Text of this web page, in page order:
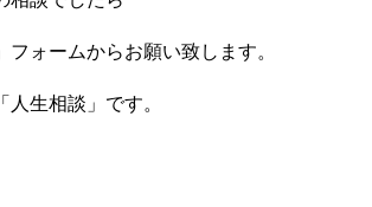
フォームからお願い致します。
人生相談」です。